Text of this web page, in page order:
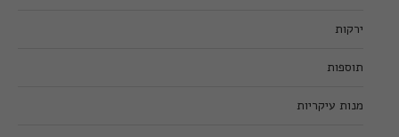
ירקות
תוספות
מנות עיקריות